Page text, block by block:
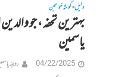
دلیل•گوشہ خواتین
بہترین تحفہ، جو
یاسمین
04/22/2025 روبینہ